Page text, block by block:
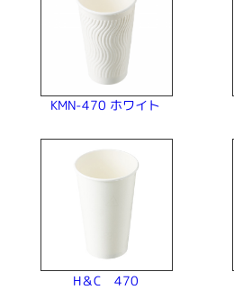
KMN-470 ホワイト
H＆C 470